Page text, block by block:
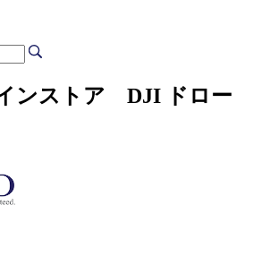
ンストア DJI ドロー